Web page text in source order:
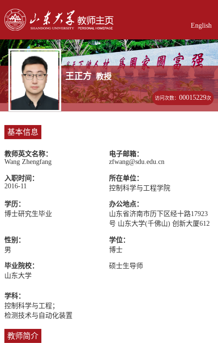
English
王正方 教授
访问次数：00015229次
基本信息
教师英文名称：
Wang Zhengfang
电子邮箱：
zfwang@sdu.edu.cn
入职时间：
2016-11
所在单位：
控制科学与工程学院
学历：
博士研究生毕业
办公地点：
山东省济南市历下区经十路17923
号 山东大学(千佛山) 创新大厦612
性别：
男
学位：
博士
毕业院校：
山东大学
硕士生导师
学科：
控制科学与工程；
检测技术与自动化装置
教师简介